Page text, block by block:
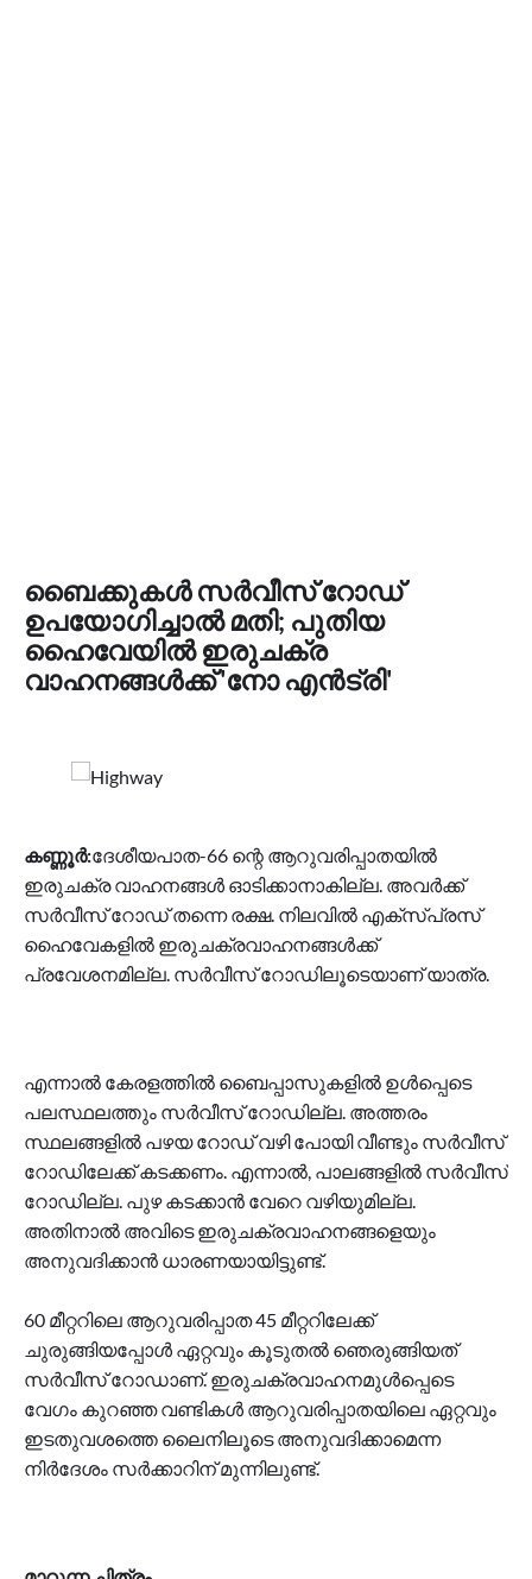
ബൈക്കുകള്‍ സര്‍വീസ് റോഡ്
ഉപയോഗിച്ചാല്‍ മതി; പുതിയ
ഹൈവേയില്‍ ഇരുചക്ര
വാഹനങ്ങള്‍ക്ക് 'നോ എന്‍ട്രി'
കണ്ണൂർ:ദേശീയപാത-66 ന്റെ ആറുവരിപ്പാതയിൽ
ഇരുചക്ര വാഹനങ്ങൾ ഓടിക്കാനാകില്ല. അവർക്ക്
സർവീസ് റോഡ് തന്നെ രക്ഷ. നിലവിൽ എക്സ്പ്രസ്
ഹൈവേകളിൽ ഇരുചക്രവാഹനങ്ങൾക്ക്
പ്രവേശനമില്ല. സർവീസ് റോഡിലൂടെയാണ് യാത്ര.
എന്നാൽ കേരളത്തിൽ ബൈപ്പാസുകളിൽ ഉൾപ്പെടെ
പലസ്ഥലത്തും സർവീസ് റോഡില്ല. അത്തരം
സ്ഥലങ്ങളിൽ പഴയ റോഡ് വഴി പോയി വീണ്ടും സർവീസ്
റോഡിലേക്ക് കടക്കണം. എന്നാൽ, പാലങ്ങളിൽ സർവീസ്
റോഡില്ല. പുഴ കടക്കാൻ വേറെ വഴിയുമില്ല.
അതിനാൽ അവിടെ ഇരുചക്രവാഹനങ്ങളെയും
അനുവദിക്കാൻ ധാരണയായിട്ടുണ്ട്.
60 മീറ്ററിലെ ആറുവരിപ്പാത 45 മീറ്ററിലേക്ക്
ചുരുങ്ങിയപ്പോൾ ഏറ്റവും കൂടുതൽ ഞെരുങ്ങിയത്
സർവീസ് റോഡാണ്. ഇരുചക്രവാഹനമുൾപ്പെടെ
വേഗം കുറഞ്ഞ വണ്ടികൾ ആറുവരിപ്പാതയിലെ ഏറ്റവും
ഇടതുവശത്തെ ലൈനിലൂടെ അനുവദിക്കാമെന്ന
നിർദേശം സർക്കാറിന് മുന്നിലുണ്ട്.